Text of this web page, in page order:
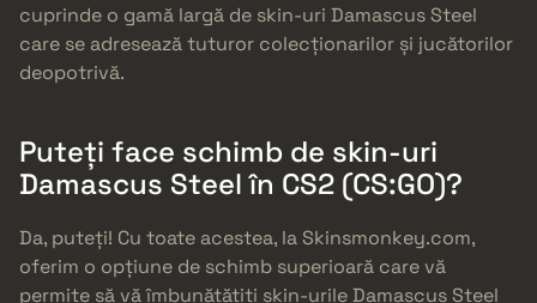
cuprinde o gamă largă de skin-uri Damascus Steel
care se adresează tuturor colecționarilor și jucătorilor
deopotrivă.
Puteți face schimb de skin-uri
Damascus Steel în CS2 (CS:GO)?
Da, puteți! Cu toate acestea, la Skinsmonkey.com,
oferim o opțiune de schimb superioară care vă
permite să vă îmbunătățiți skin-urile Damascus Steel